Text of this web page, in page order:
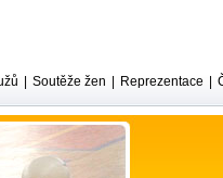
Soutěže žen Reprezentace